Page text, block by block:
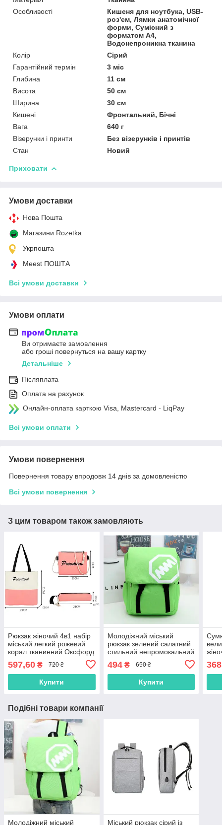
Особливості
Кишеня для ноутбука, USB-
роз'єм, Лямки анатомічної
форми, Сумісний з
форматом А4,
Водонепроникна тканина
Колір
Сірий
Гарантійний термін
3 міс
Глибина
11 см
Висота
50 см
Ширина
30 см
Кишені
Фронтальний, Бічні
Вага
640 г
Візерунки і принти
Без візерунків і принтів
Стан
Новий
Приховати
Умови доставки
Нова Пошта
Магазини Rozetka
Укрпошта
Meest ПОШТА
Всі умови доставки
Умови оплати
Ви отримаєте замовлення
або гроші повернуться на вашу картку
Детальніше
Післяплата
Оплата на рахунок
Онлайн-оплата карткою Visa, Mastercard - LiqPay
Всі умови оплати
Умови повернення
Повернення товару впродовж 14 днів за домовленістю
Всі умови повернення
З цим товаром також замовляють
Рюкзак жіночий 4в1 набір
міський легкий рожевий
корал тканинний Оксфорд
оригінальний текстильний
комплект
597,60 ₴ 720 ₴
Купити
Молодіжний міський
рюкзак зелений салатний
стильний непромокальний
легкий унісекс
494₴ 650 ₴
Купити
Подібні товари компанії
Молодіжний міський
Міський рюкзак сірий із